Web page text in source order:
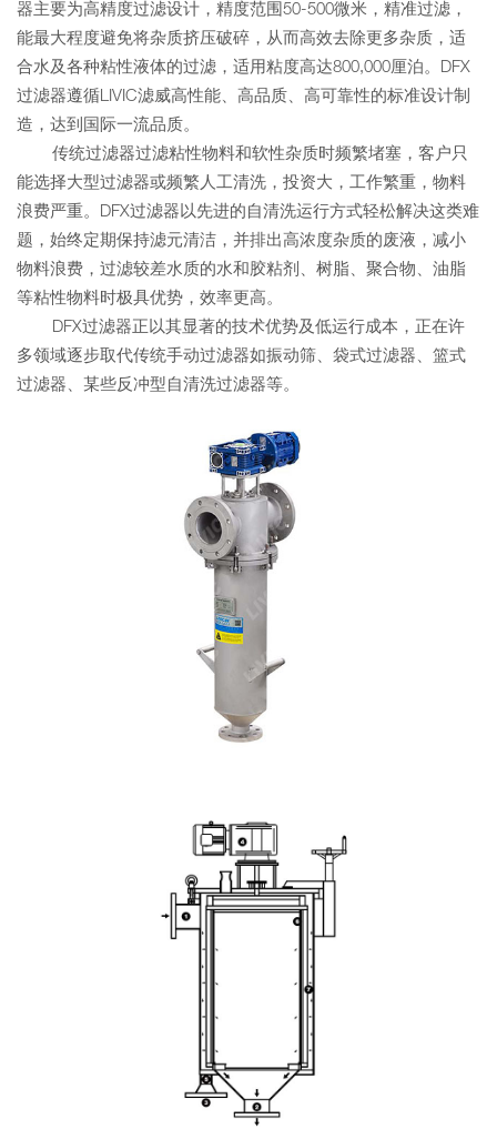
器主要为高精度过滤设计，精度范围50-500微米，精准过滤，
能最大程度避免将杂质挤压破碎，从而高效去除更多杂质，适
合水及各种粘性液体的过滤，适用粘度高达800,000厘泊。DFX
过滤器遵循LIVIC滤威高性能、高品质、高可靠性的标准设计制
造，达到国际一流品质。
传统过滤器过滤粘性物料和软性杂质时频繁堵塞，客户只
能选择大型过滤器或频繁人工清洗，投资大，工作繁重，物料
浪费严重。DFX过滤器以先进的自清洗运行方式轻松解决这类难
题，始终定期保持滤元清洁，并排出高浓度杂质的废液，减小
物料浪费，过滤较差水质的水和胶粘剂、树脂、聚合物、油脂
等粘性物料时极具优势，效率更高。
DFX过滤器正以其显著的技术优势及低运行成本，正在许
多领域逐步取代传统手动过滤器如振动筛、袋式过滤器、篮式
过滤器、某些反冲型自清洗过滤器等。